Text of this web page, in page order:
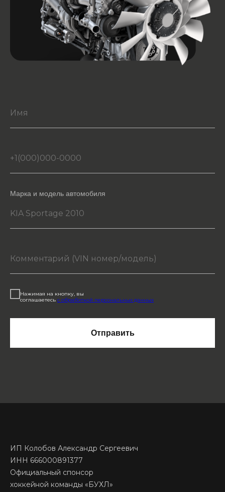
Марка и модель автомобиля
Нажимая на кнопку, вы
соглашаетесь с обработкой персональных данных
Отправить
ИП Колобов Александр Сергеевич
ИНН 666000891377
Официальный спонсор
хоккейной команды «БУХЛ»